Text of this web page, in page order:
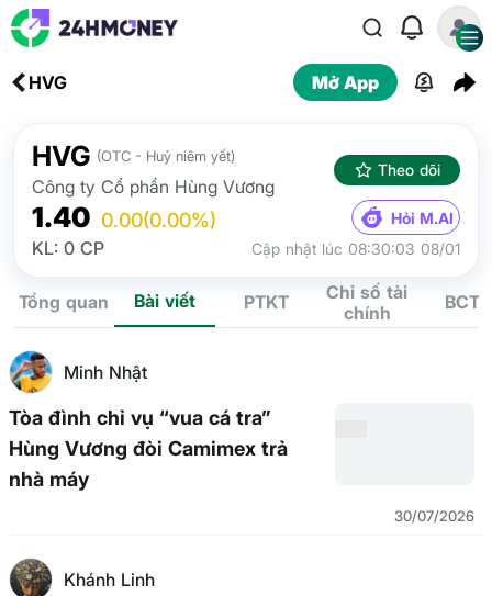
HVG Mở App
HVG (OTC - Huỷ niêm yết)
Công ty Cổ phần Hùng Vương
Theo dõi
1.40 0.00(0.00%) Hỏi M.AI
KL: 0 CP Cập nhật lúc 08:30:03 08/01
Tổng quan Bài viết PTKT
Chỉ số tài
chính
BCTC
Minh Nhật
Tòa đình chỉ vụ “vua cá tra”
Hùng Vương đòi Camimex trả
nhà máy
30/07/2026
Khánh Linh